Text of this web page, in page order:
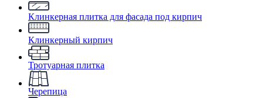
Клинкерная плитка для фасада под кирпич
Клинкерный кирпич
Тротуарная плитка
Черепица